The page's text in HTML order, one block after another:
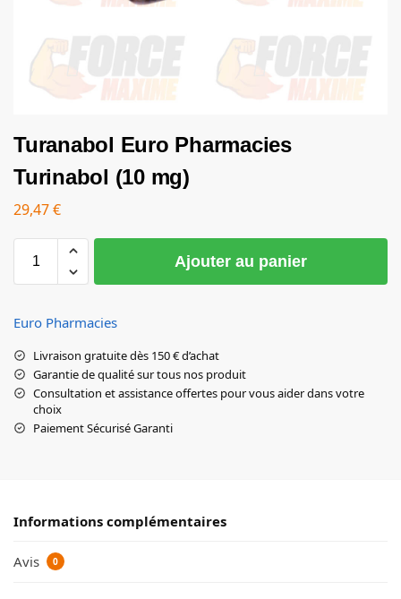
Turanabol Euro Pharmacies
Turinabol (10 mg)
29,47€
Ajouter au panier
Euro Pharmacies
Livraison gratuite dès 150 € d’achat
Garantie de qualité sur tous nos produit
Consultation et assistance offertes pour vous aider dans votre
choix
Paiement Sécurisé Garanti
Informations complémentaires
Avis 0